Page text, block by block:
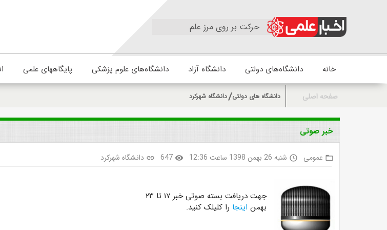
حرکت بر روی مرز علم
خانه دانشگاه‌های دولتی دانشگاه آزاد دانشگاه‌های علوم پزشکی پایگاههای علمی
صفحه اصلی دانشگاه های دولتی دانشگاه شهرکرد
خبر صوتی
folder_open عمومی access_time شنبه 26 بهمن 1398 ساعت 12:36 visibility
647
link دانشگاه شهرکرد
جهت دریافت بسته صوتی خبر ۱۷ تا ۲۳
بهمن اینجا را کلیلک کنید.